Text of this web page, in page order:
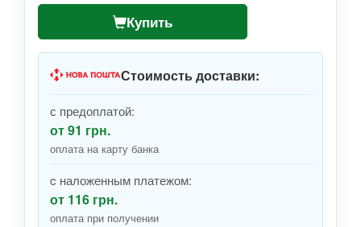
Купить
Стоимость доставки:
с предоплатой:
от 91 грн.
оплата на карту банка
c наложенным платежом:
от 116 грн.
оплата при получении